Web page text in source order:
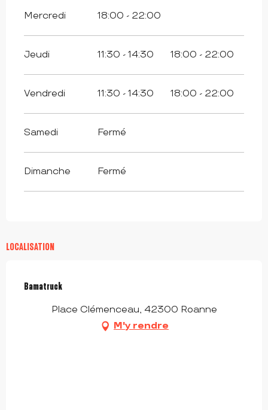
Mercredi 18:00 - 22:00
Jeudi 11:30 - 14:30 18:00 - 22:00
Vendredi 11:30 - 14:30 18:00 - 22:00
Samedi Fermé
Dimanche Fermé
LOCALISATION
Bamatruck
Place Clémenceau, 42300 Roanne
M'y rendre